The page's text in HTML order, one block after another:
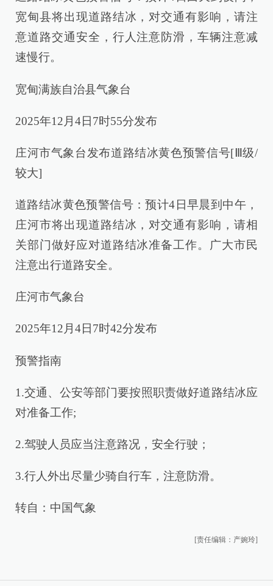
宽甸县将出现道路结冰，对交通有影响，请注
意道路交通安全，行人注意防滑，车辆注意减
速慢行。
宽甸满族自治县气象台
2025年12月4日7时55分发布
庄河市气象台发布道路结冰黄色预警信号[Ⅲ级/
较大]
道路结冰黄色预警信号：预计4日早晨到中午，
庄河市将出现道路结冰，对交通有影响，请相
关部门做好应对道路结冰准备工作。广大市民
注意出行道路安全。
庄河市气象台
2025年12月4日7时42分发布
预警指南
1.交通、公安等部门要按照职责做好道路结冰应
对准备工作;
2.驾驶人员应当注意路况，安全行驶；
3.行人外出尽量少骑自行车，注意防滑。
转自：中国气象
[责任编辑：产婉玲]